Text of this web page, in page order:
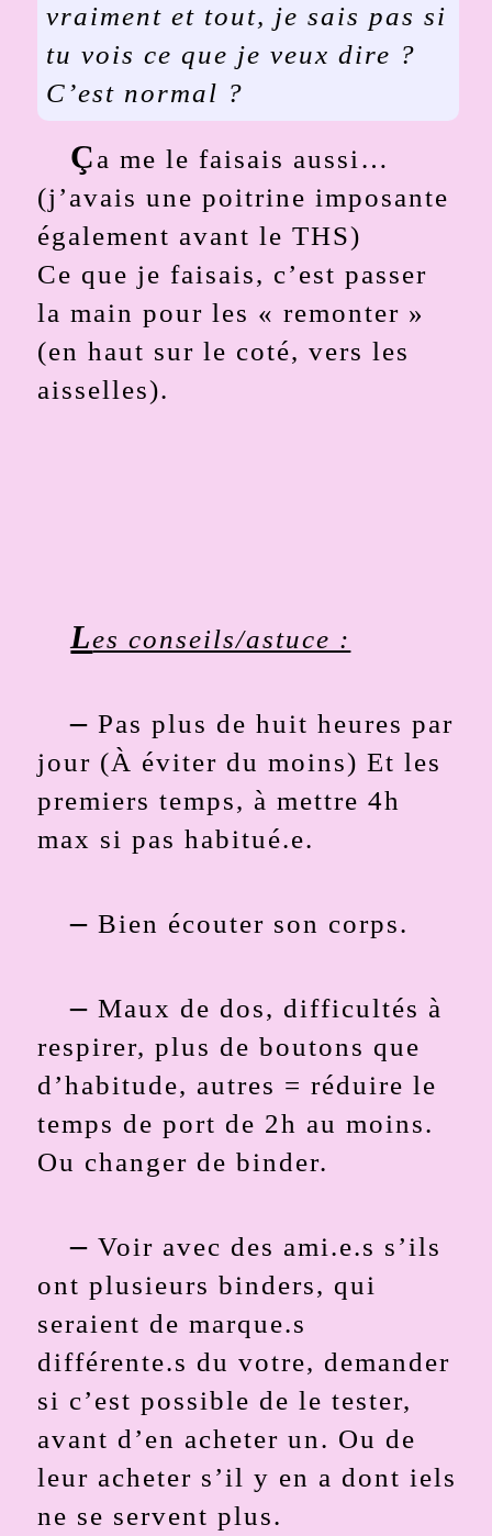
vraiment et tout, je sais pas si
tu vois ce que je veux dire ?
C’est normal ?
Ça me le faisais aussi…
(j’avais une poitrine imposante
également avant le THS)
Ce que je faisais, c’est passer
la main pour les « remonter »
(en haut sur le coté, vers les
aisselles).
Les conseils/astuce :
– Pas plus de huit heures par
jour (À éviter du moins) Et les
premiers temps, à mettre 4h
max si pas habitué.e.
– Bien écouter son corps.
– Maux de dos, difficultés à
respirer, plus de boutons que
d’habitude, autres = réduire le
temps de port de 2h au moins.
Ou changer de binder.
– Voir avec des ami.e.s s’ils
ont plusieurs binders, qui
seraient de marque.s
différente.s du votre, demander
si c’est possible de le tester,
avant d’en acheter un. Ou de
leur acheter s’il y en a dont iels
ne se servent plus.